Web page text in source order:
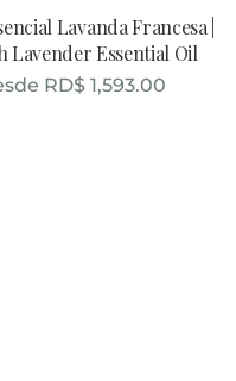
Lavanda Francesa |
Lavender Essential Oil
RD$ 1,593.00